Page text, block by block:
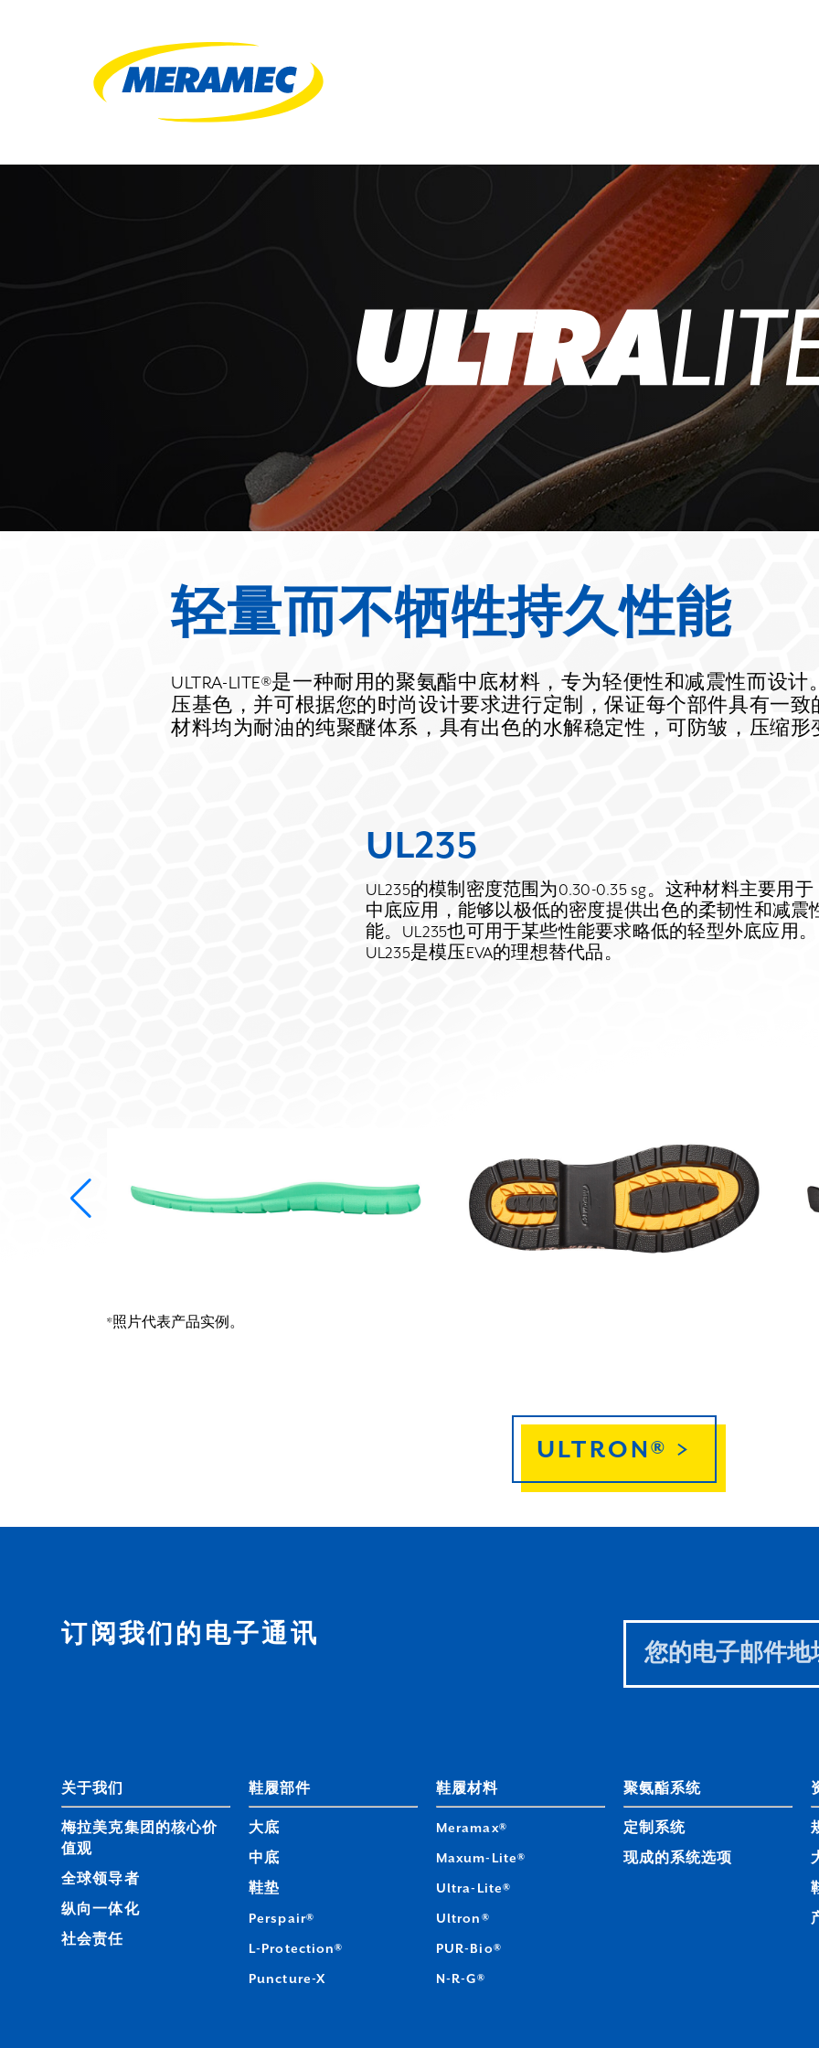
轻量而不牺牲持久性能
ULTRA-LITE®是一种耐用的聚氨酯中底材料，专为轻便性和减震性而设计
压基色，并可根据您的时尚设计要求进行定制，保证每个部件具有一致
材料均为耐油的纯聚醚体系，具有出色的水解稳定性，可防皱，压缩形
UL235
UL235的模制密度范围为0.30-0.35 sg。这种材料主要用于
中底应用，能够以极低的密度提供出色的柔韧性和减震
能。UL235也可用于某些性能要求略低的轻型外底应用。
UL235是模压EVA的理想替代品。
*照片代表产品实例。
ULTRON® >
订阅我们的电子通讯
field
关于我们
梅拉美克集团的核心价
值观
全球领导者
纵向一体化
社会责任
鞋履部件
大底
中底
鞋垫
Perspair®
L-Protection®
Puncture-X
鞋履材料
Meramax®
Maxum-Lite®
Ultra-Lite®
Ultron®
PUR-Bio®
N-R-G®
聚氨酯系统
定制系统
现成的系统选项